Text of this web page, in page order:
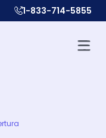
1-833-714-5855